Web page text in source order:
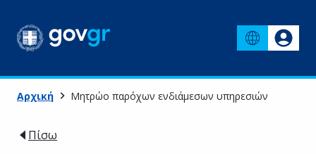
Αρχική Μητρώο παρόχων ενδιάμεσων υπηρεσιών
Πίσω